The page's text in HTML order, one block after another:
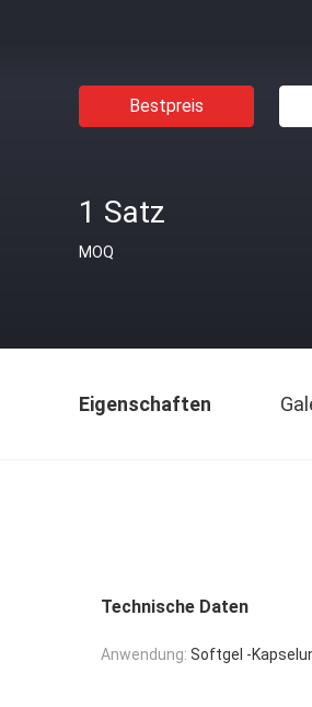
Bestpreis
1 Satz
MOQ
Eigenschaften
Technische Daten
Anwendung: Softgel -